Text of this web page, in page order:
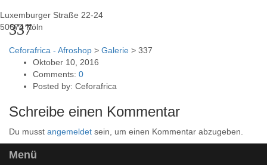
Luxemburger Straße 22-24
50674 Köln
337
Ceforafrica - Afroshop > Galerie > 337
Oktober 10, 2016
Comments: 0
Posted by: Ceforafrica
Schreibe einen Kommentar
Du musst angemeldet sein, um einen Kommentar abzugeben.
Menü